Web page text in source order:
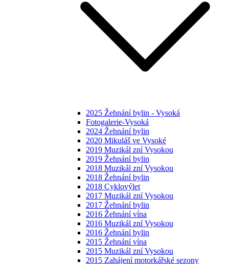
2025 Žehnání bylin - Vysoká
Fotogalerie-Vysoká
2024 Žehnání bylin
2020 Mikuláš ve Vysoké
2019 Muzikál zní Vysokou
2019 Žehnání bylin
2018 Muzikál zní Vysokou
2018 Žehnání bylin
2018 Cyklovýlet
2017 Muzikál zní Vysokou
2017 Žehnání bylin
2016 Žehnání vína
2016 Muzikál zní Vysokou
2016 Žehnání bylin
2015 Žehnání vína
2015 Muzikál zní Vysokou
2015 Zahájení motorkářské sezony